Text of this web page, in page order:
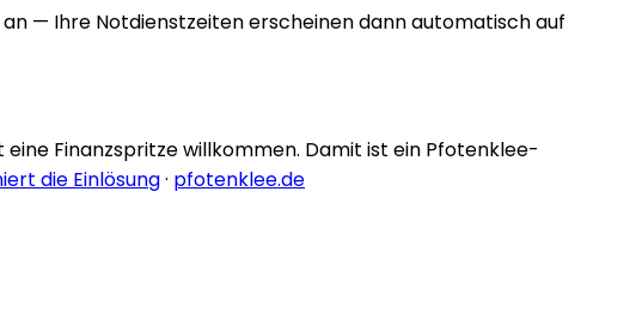
an — Ihre Notdienstzeiten erscheinen dann automatisch auf
Finanzspritze willkommen. Damit ist ein Pfotenklee-
die Einlösung· pfotenklee.de